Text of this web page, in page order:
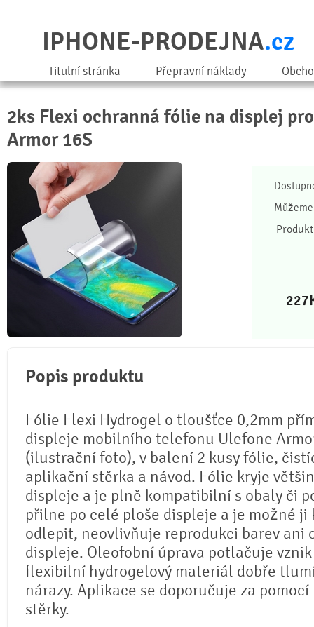
IPHONE-PRODEJNA.cz
Titulní stránka Přepravní náklady
2ks Flexi ochranná fólie na displej
Armor 16S
227
Popis produktu
Fólie Flexi Hydrogel o tloušťce 0,2mm
displeje mobilního telefonu Ulefone
(ilustrační foto), v balení 2 kusy fólie,
aplikační stěrka a návod. Fólie kryje
displeje a je plně kompatibilní s obaly či
přilne po celé ploše displeje a je možné ji
odlepit, neovlivňuje reprodukci barev ani
displeje. Oleofobní úprava potlačuje
flexibilní hydrogelový materiál dobře
nárazy. Aplikace se doporučuje za
stěrky.